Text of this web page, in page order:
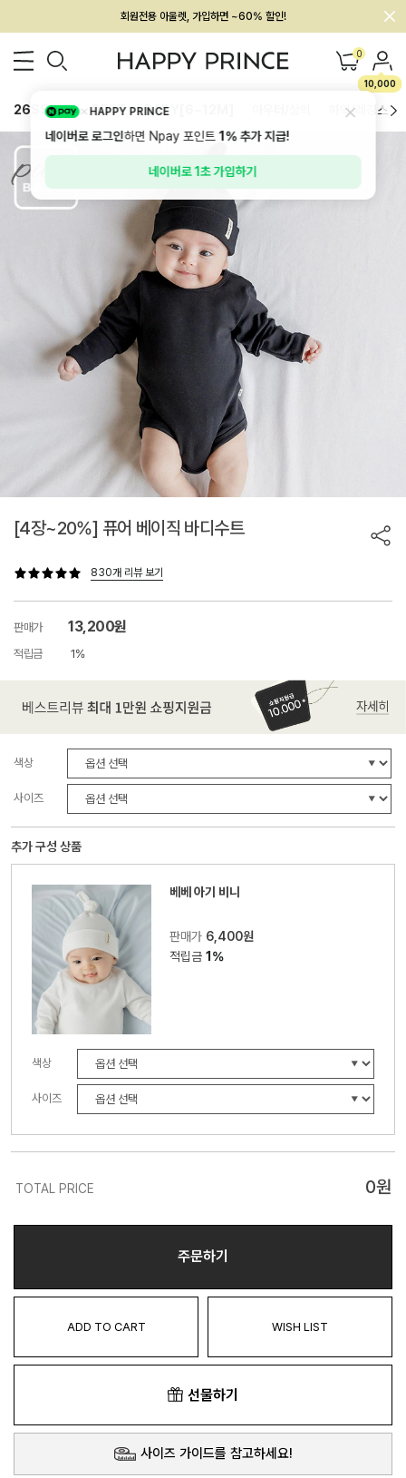
회원전용 아울렛, 가입하면 ~60% 할인!
멤버십 최대 28,000원 혜택 0
10,000
26SS 신상 BEST BABY[6~12M] 하의/레깅스
[4장~20%] 퓨어 베이직 바디수트
830개 리뷰 보기
판매가 13,200원
적립금 1%
색상
사이즈
추가 구성 상품
베베 아기 비니
판매가 6,400원
적립금1%
색상
사이즈
TOTAL PRICE 0원
주문하기
ADD TO CART WISH LIST
선물하기
사이즈 가이드를 참고하세요!
HAPPY PRINCE
네이버로 로그인하면 Npay 포인트1%추가 지급!
네이버로 1초 가입하기